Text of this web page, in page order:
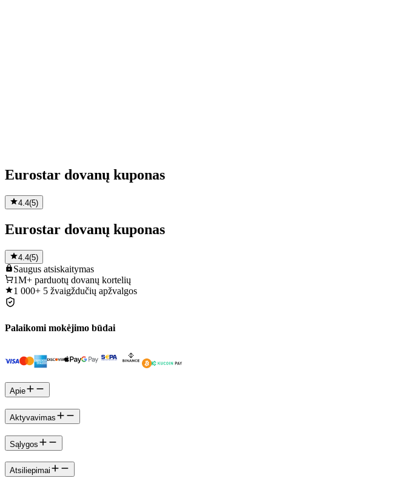
Eurostar dovanų kuponas
4.4(5)
Eurostar dovanų kuponas
4.4(5)
Saugus atsiskaitymas
1M+ parduotų dovanų kortelių
1 000+ 5 žvaigždučių apžvalgos
Palaikomi mokėjimo būdai
Apie
Aktyvavimas
Sąlygos
Atsiliepimai